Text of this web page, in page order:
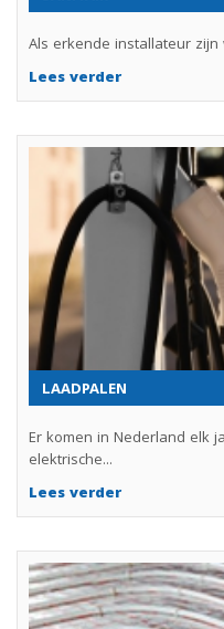
Als erkende installateur
Lees verder
LAADPALEN
Er komen in Nederland elk
elektrische...
Lees verder